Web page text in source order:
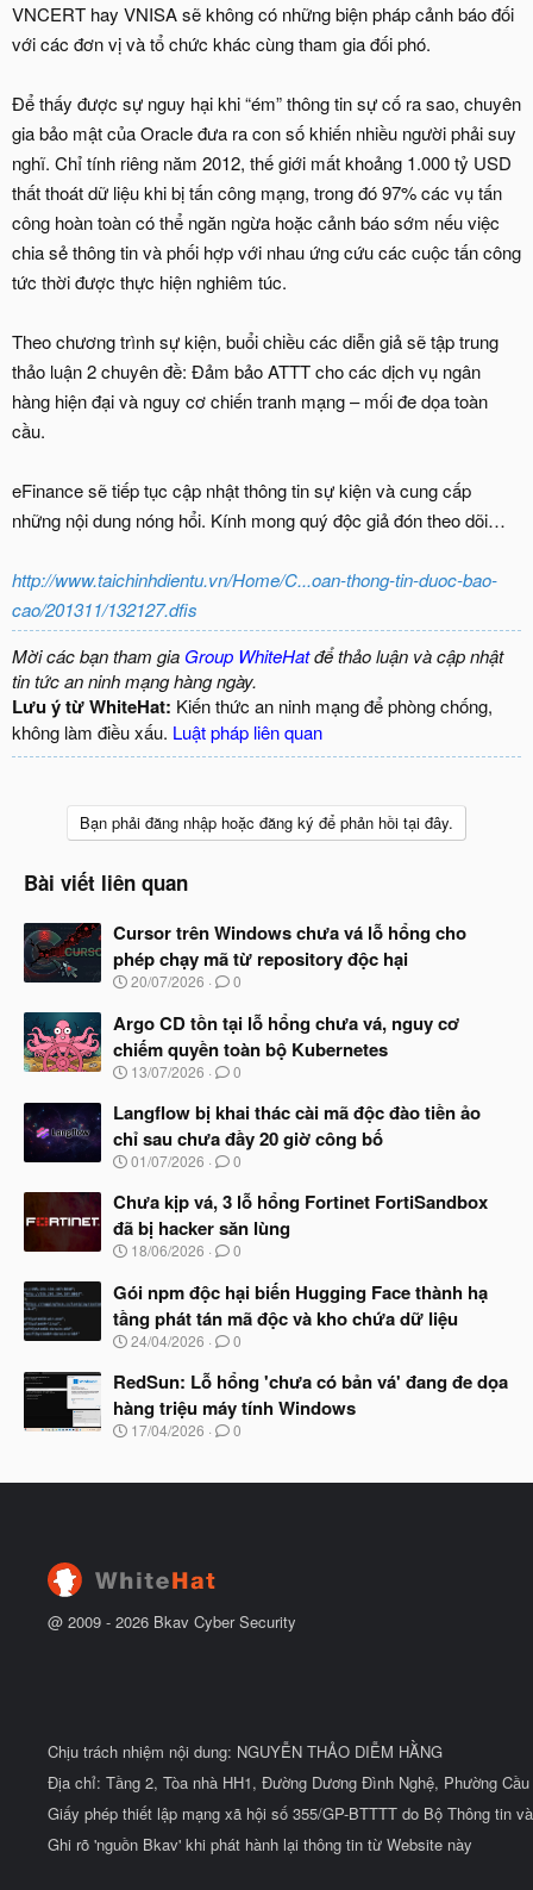
VNCERT hay VNISA sẽ không có những biện pháp cảnh báo đối
với các đơn vị và tổ chức khác cùng tham gia đối phó.
Để thấy được sự nguy hại khi “ém” thông tin sự cố ra sao, chuyên
gia bảo mật của Oracle đưa ra con số khiến nhiều người phải suy
nghĩ. Chỉ tính riêng năm 2012, thế giới mất khoảng 1.000 tỷ USD
thất thoát dữ liệu khi bị tấn công mạng, trong đó 97% các vụ tấn
công hoàn toàn có thể ngăn ngừa hoặc cảnh báo sớm nếu việc
chia sẻ thông tin và phối hợp với nhau ứng cứu các cuộc tấn công
tức thời được thực hiện nghiêm túc.
Theo chương trình sự kiện, buổi chiều các diễn giả sẽ tập trung
thảo luận 2 chuyên đề: Đảm bảo ATTT cho các dịch vụ ngân
hàng hiện đại và nguy cơ chiến tranh mạng – mối đe dọa toàn
cầu.
eFinance sẽ tiếp tục cập nhật thông tin sự kiện và cung cấp
những nội dung nóng hổi. Kính mong quý độc giả đón theo dõi…
http://www.taichinhdientu.vn/Home/C...oan-thong-tin-duoc-bao-
cao/201311/132127.dfis
Mời các bạn tham gia Group WhiteHatđể thảo luận và cập nhật
tin tức an ninh mạng hàng ngày.
Lưu ý từ WhiteHat: Kiến thức an ninh mạng để phòng chống,
không làm điều xấu. Luật pháp liên quan
Bạn phải đăng nhập hoặc đăng ký để phản hồi tại đây.
Bài viết liên quan
Cursor trên Windows chưa vá lỗ hổng cho
phép chạy mã từ repository độc hại
N
à
y
b
ắ
đ
ầ
u
20/07/2026 0
Argo CD tồn tại lỗ hổng chưa vá, nguy cơ
chiếm quyền toàn bộ Kubernetes
N
à
y
b
ắ
đ
ầ
u
13/07/2026 0
Langflow bị khai thác cài mã độc đào tiền ảo
chỉ sau chưa đầy 20 giờ công bố
N
à
b
ắ
đ
ầ
u
01/07/2026 0
Chưa kịp vá, 3 lỗ hổng Fortinet FortiSandbox
đã bị hacker săn lùng
N
à
y
b
ắ
đ
ầ
u
18/06/2026 0
Gói npm độc hại biến Hugging Face thành hạ
tầng phát tán mã độc và kho chứa dữ liệu
N
à
b
ắ
24/04/2026 0
RedSun: Lỗ hổng 'chưa có bản vá' đang đe dọa
hàng triệu máy tính Windows
N
y
ầ
17/04/2026 0
@ 2009 - 2026 Bkav Cyber Security
Chịu trách nhiệm nội dung: NGUYỄN THẢO DIỄM HẰNG
Địa chỉ: Tầng 2, Tòa nhà HH1, Đường Dương Đình Nghệ, Phường
Giấy phép thiết lập mạng xã hội số 355/GP-BTTTT do Bộ Thông tin
Ghi rõ 'nguồn Bkav' khi phát hành lại thông tin từ Website này